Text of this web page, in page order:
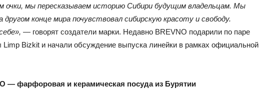
очки, мы пересказываем историю Сибири будущим владельцам. Мы
конце мира почувствовал сибирскую красоту и свободу.
— говорят создатели марки. Недавно BREVNO подарили по паре
Limp Bizkit и начали обсуждение выпуска линейки в рамках официальной
— фарфоровая и керамическая посуда из Бурятии